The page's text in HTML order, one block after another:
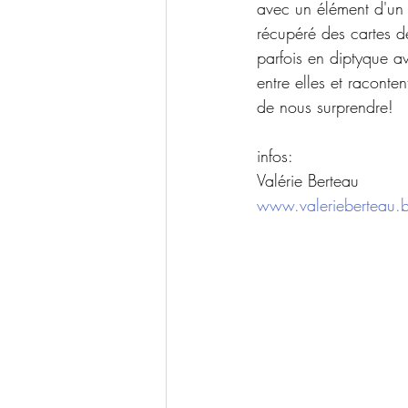
avec un élément
récupéré des cartes
parfois en diptyque
entre elles et
de nous surprendre!
infos:
Valérie Berteau